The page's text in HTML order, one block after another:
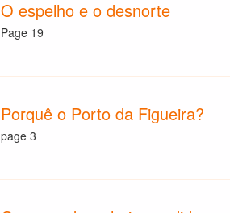
O espelho e o desnorte
Page 19
Porquê o Porto da Figueira?
page 3